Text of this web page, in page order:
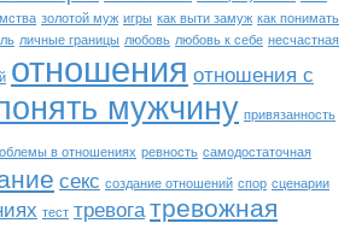
золотой муж игры как выти замуж как понимать
личные границы любовь любовь к себе несчастная
отношения отношения с
мужчину привязанность
в отношениях ревность самодостаточная
секс создание отношений спор сценарии
тест тревога тревожная